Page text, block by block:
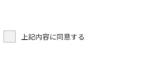
上記内容に同意する